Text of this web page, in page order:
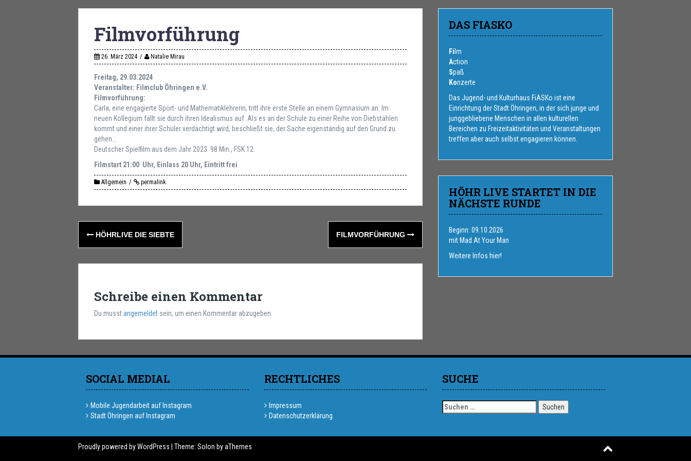
Filmvorführung
26. März 2024 Natalie Mirau
Freitag, 29.03.2024
Veranstalter: Filmclub Öhringen e.V.
Filmvorführung:
Carla, eine engagierte Sport- und Mathematiklehrerin, tritt ihre erste Stelle an einem Gymnasium an. Im
neuen Kollegium fällt sie durch ihren Idealismus auf. Als es an der Schule zu einer Reihe von Diebstählen
kommt und einer ihrer Schüler verdächtigt wird, beschließt sie, der Sache eigenständig auf den Grund zu
gehen…
Deutscher Spielfilm aus dem Jahr 2023. 98 Min., FSK 12
Filmstart 21:00 Uhr, Einlass 20 Uhr, Eintritt frei
Allgemein permalink
Post
navigation
HÖHRLIVE DIE SIEBTE FILMVORFÜHRUNG
Schreibe einen Kommentar
Du musstangemeldet sein, um einen Kommentar abzugeben.
DAS FIASKO
Fi lm
Action
Spaß
Konzerte
Das Jugend- und Kulturhaus FiASKo ist eine
Einrichtung der Stadt Öhringen, in der sich junge und
junggebliebene Menschen in allen kulturellen
Bereichen zu Freizeitaktivitäten und Veranstaltungen
treffen aber auch selbst engagieren können.
HÖHR LIVE STARTET IN DIE
NÄCHSTE RUNDE
Beginn: 09.10.2026
mit Mad At Your Man
Weitere Infos hier!
SOCIAL MEDIAL
Mobile Jugendarbeit auf Instagram
Stadt Öhringen auf Instagram
RECHTLICHES
Impressum
Datenschutzerklärung
SUCHE
Suchen
nach:
Proudly powered by WordPress Theme: Solon by aThemes